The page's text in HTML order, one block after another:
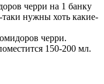
черри на 1 банку
нужны хоть какие-
черри.
150-200 мл.